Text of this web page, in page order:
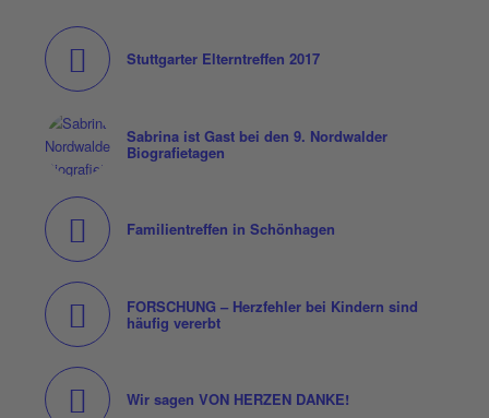
Stuttgarter Elterntreffen 2017
Sabrina ist Gast bei den 9. Nordwalder
Biografietagen
Familientreffen in Schönhagen
FORSCHUNG – Herzfehler bei Kindern sind
häufig vererbt
Wir sagen VON HERZEN DANKE!